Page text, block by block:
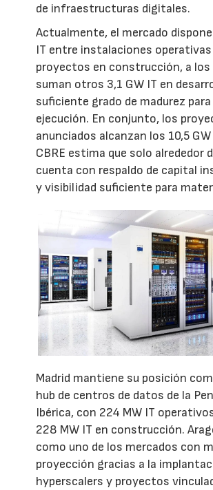
de infraestructuras digitales.
Actualmente, el mercado dispone
IT entre instalaciones
proyectos en construcción, a los
suman otros 3,1 GW IT en
suficiente grado de madurez para
ejecución. En conjunto, los
anunciados alcanzan los 10,5 GW
CBRE estima que solo alrededor
cuenta con respaldo de capital
y visibilidad suficiente para
Madrid mantiene su posición
hub de centros de datos de la
Ibérica, con 224 MW IT
228 MW IT en construcción.
como uno de los mercados con
proyección gracias a la
hyperscalers y proyectos